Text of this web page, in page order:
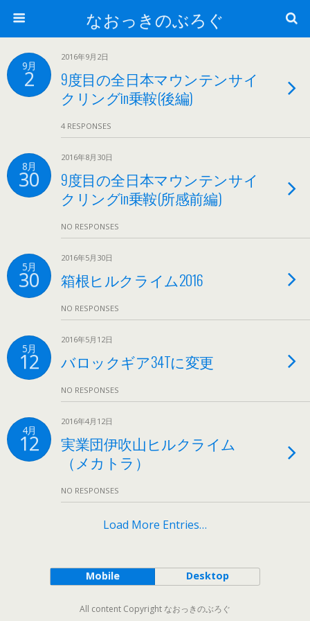
なおっきのぶろぐ
9月
2
2016年9月2日
9度目の全日本マウンテンサイ
クリングin乗鞍(後編)
4 RESPONSES
8月
30
2016年8月30日
9度目の全日本マウンテンサイ
クリングin乗鞍(所感前編)
NO RESPONSES
5月
30
2016年5月30日
箱根ヒルクライム2016
NO RESPONSES
5月
12
2016年5月12日
バロックギア34Tに変更
NO RESPONSES
4月
12
2016年4月12日
実業団伊吹山ヒルクライム
（メカトラ）
NO RESPONSES
Load More Entries…
Mobile Desktop
All content Copyright なおっきのぶろぐ